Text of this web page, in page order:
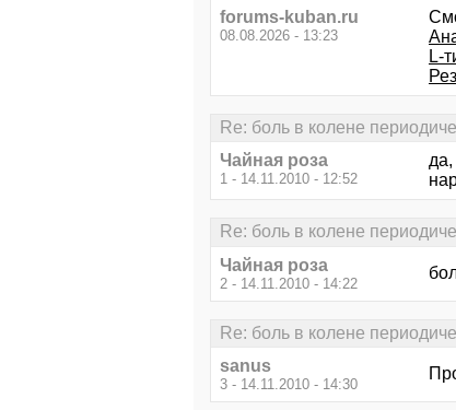
forums-kuban.ru
08.08.2026 - 13:23
L-
Re: боль в колене
Чайная роза
1 - 14.11.2010 - 12:52
да,
Re: боль в колене
Чайная роза
2 - 14.11.2010 - 14:22
Re: боль в колене
sanus
3 - 14.11.2010 - 14:30